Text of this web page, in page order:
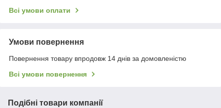
Всі умови оплати
Умови повернення
Повернення товару впродовж 14 днів за домовленістю
Всі умови повернення
Подібні товари компанії